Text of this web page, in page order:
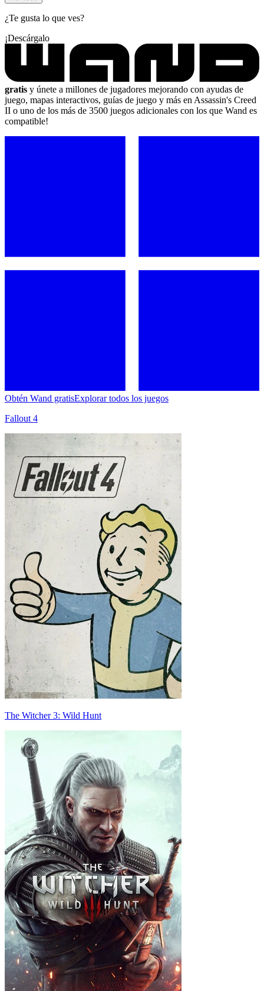
¿Te gusta lo que ves?
¡Descárgalo
gratis y únete a millones de jugadores mejorando con ayudas de
juego, mapas interactivos, guías de juego y más en Assassin's Creed
II o uno de los más de 3500 juegos adicionales con los que Wand es
compatible!
Obtén Wand gratisExplorar todos los juegos
Fallout 4
The Witcher 3: Wild Hunt